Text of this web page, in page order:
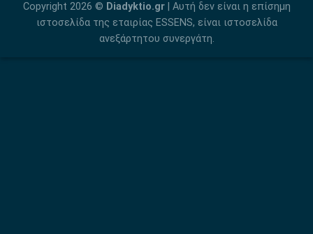
Copyright 2026 © Diadyktio.gr| Αυτή δεν είναι η επίσημη
ιστοσελίδα της εταιρίας ESSENS, είναι ιστοσελίδα
ανεξάρτητου συνεργάτη.